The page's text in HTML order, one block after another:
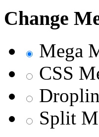
Change
Mega
CSS
Split